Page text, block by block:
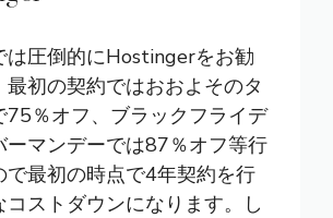
は圧倒的にHostingerをお勧
最初の契約ではおおよそのタ
75％オフ、ブラックフライデ
ーマンデーでは87％オフ等行
で最初の時点で4年契約を行
コストダウンになります。し